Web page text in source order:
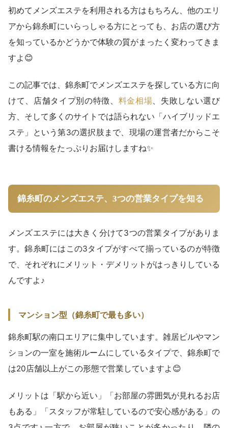
初めてメンズエステを利用される方はもちろん、他のエリ
アから錦糸町にいらっしゃる方にとっても、お店の選び方
を知っているかどうかで体験の質がまったく変わってきま
すよ😊
この記事では、錦糸町でメンズエステを探している方に向
けて、店舗タイプ別の特徴、 料金相場 、失敗しない選び
方、そして多くのサイトでは語られない「ハイブリッドエ
ステ」という第3の選択肢まで、現場の運営者だからこそ
書ける情報をたっぷりお届けしますね✨
錦糸町のメンズエステ、3つの営業タイプを知る
メンズエステには大きく分けて3つの営業タイプがありま
す。錦糸町にはこの3タイプがすべて揃っているのが特徴
で、それぞれにメリット・デメリットがはっきりしている
んですよ♪
マンション型（錦糸町で最も多い）
錦糸町駅の南口エリアに集中しています。雑居ビルやマン
ションの一室を施術ルームにしているタイプで、錦糸町で
は20店舗以上がこの形態で営業していますよ😊
メリットは「駅から近い」「お部屋の雰囲気が見れるお店
もある」「スタッフが常駐しているので安心感がある」の